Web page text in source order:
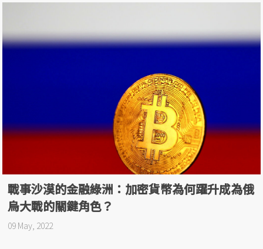
戰事沙漠的金融綠洲：加密貨幣為何躍升成為俄
烏大戰的關鍵角色？
09 May, 2022